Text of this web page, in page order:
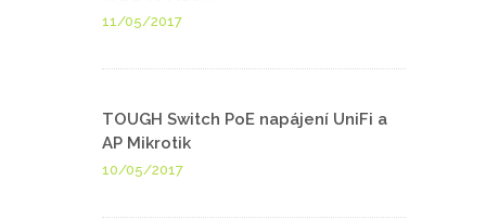
11/05/2017
TOUGH Switch PoE napájení UniFi a
AP Mikrotik
10/05/2017